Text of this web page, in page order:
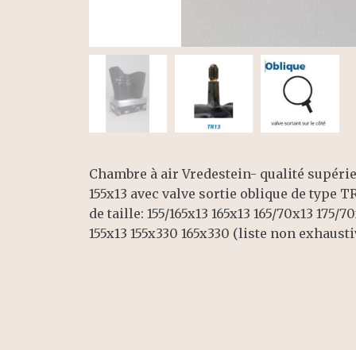
Chambre à air Vredestein- qualité
155x13 avec valve sortie oblique de type
de taille: 155/165x13 165x13 165/70x13 175/
155x13 155x330 165x330 (liste non